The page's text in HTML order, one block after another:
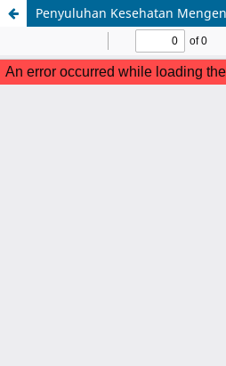
Penyuluhan Kesehatan